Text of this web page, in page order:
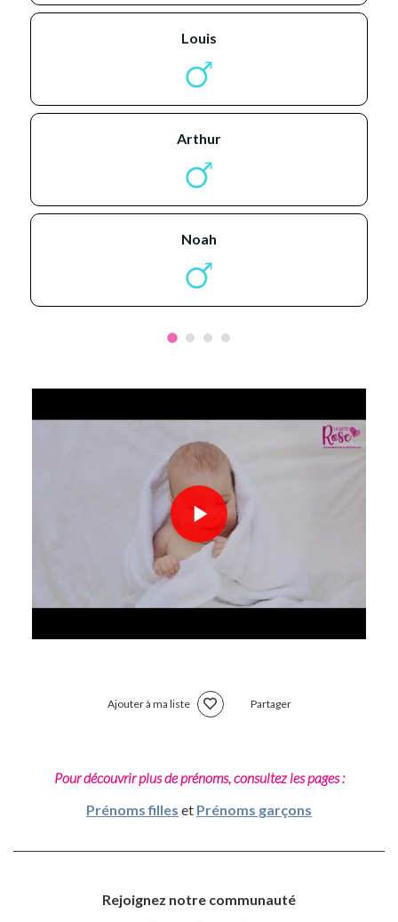
louis
arthur
noah
Ajouter à ma liste Partager
Pour découvrir plus de prénoms, consultez les pages :
Prénoms filles et Prénoms garçons
Rejoignez notre communauté